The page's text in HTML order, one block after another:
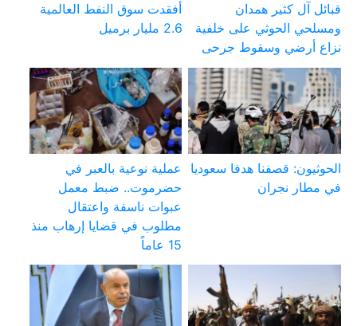
قبائل آل كثير همدان
ومسلحي الحوثي على خلفية
نزاع أرضي وسقوط جرحى
أفقدت سوق النفط العالمية
2.6 مليار برميل
الحوثيون: قصفنا هدفا سعوديا
في مطار نجران
عملية نوعية بالعبر في
حضرموت.. ضبط معمل
عبوات ناسفة واعتقال
مطلوب في قضايا إرهاب منذ
15 عاماً